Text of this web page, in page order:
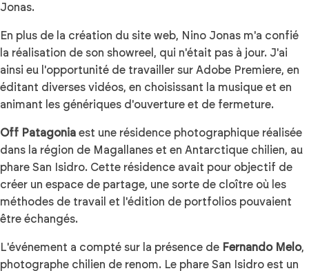
Jonas.
En plus de la création du site web, Nino Jonas m'a confié
la réalisation de son showreel, qui n'était pas à jour. J'ai
ainsi eu l'opportunité de travailler sur Adobe Premiere, en
éditant diverses vidéos, en choisissant la musique et en
animant les génériques d'ouverture et de fermeture.
Off Patagonia est une résidence photographique réalisée
dans la région de Magallanes et en Antarctique chilien, au
phare San Isidro. Cette résidence avait pour objectif de
créer un espace de partage, une sorte de cloître où les
méthodes de travail et l'édition de portfolios pouvaient
être échangés.
L'événement a compté sur la présence de Fernando Melo,
photographe chilien de renom. Le phare San Isidro est un